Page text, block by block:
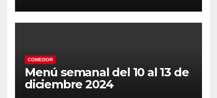
COMEDOR
Menú semanal del 10 al 13 de
diciembre 2024